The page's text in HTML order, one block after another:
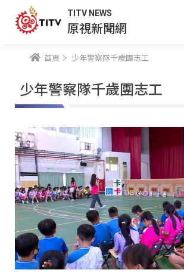
TITV NEWS
原視新聞網
首頁 少年警察隊千歲團志工
少年警察隊千歲團志工